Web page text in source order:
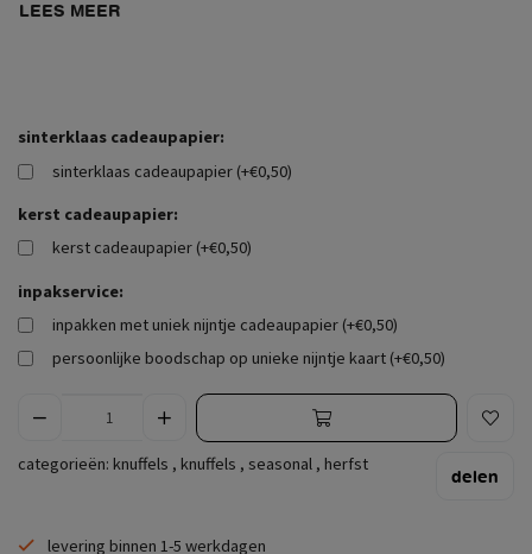
LEES MEER
sinterklaas cadeaupapier:
sinterklaas cadeaupapier (+€0,50)
kerst cadeaupapier:
kerst cadeaupapier (+€0,50)
inpakservice:
inpakken met uniek nijntje cadeaupapier (+€0,50)
persoonlijke boodschap op unieke nijntje kaart (+€0,50)
categorieën: knuffels , knuffels , seasonal , herfst
delen
levering binnen 1-5 werkdagen